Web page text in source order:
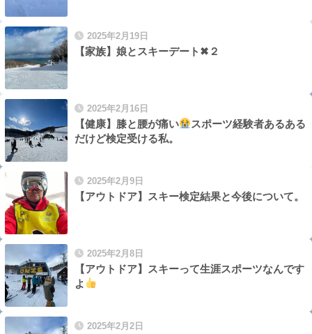
2025年2月19日
【家族】娘とスキーデート✖︎２
2025年2月16日
【健康】膝と腰が痛い
スポーツ経験者あるある
だけど検定受ける私。
2025年2月9日
【アウトドア】スキー検定結果と今後について。
2025年2月8日
【アウトドア】スキーって生涯スポーツなんです
よ
2025年2月2日